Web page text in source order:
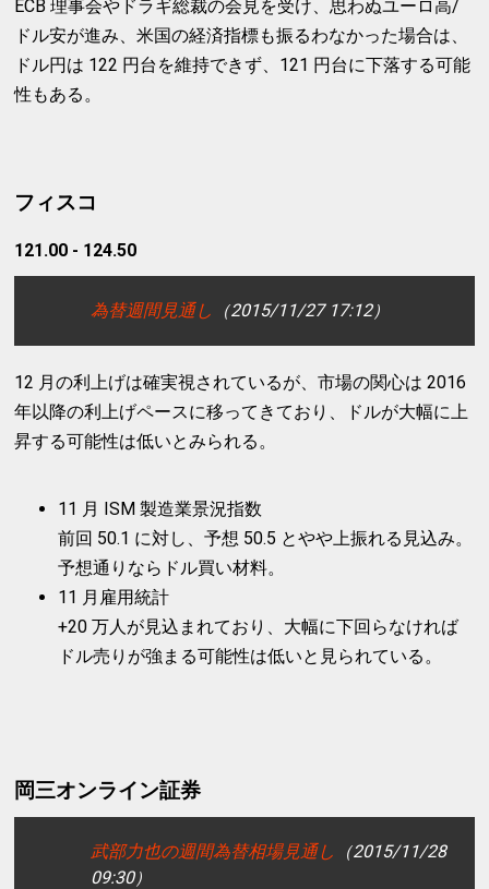
ECB 理事会やドラギ総裁の会見を受け、思わぬユーロ高/
ドル安が進み、米国の経済指標も振るわなかった場合は、
ドル円は 122 円台を維持できず、121 円台に下落する可能
性もある。
フィスコ
121.00 - 124.50
為替週間見通し （2015/11/27 17:12）
12 月の利上げは確実視されているが、市場の関心は 2016
年以降の利上げペースに移ってきており、ドルが大幅に上
昇する可能性は低いとみられる。
11 月 ISM 製造業景況指数
前回 50.1 に対し、予想 50.5 とやや上振れる見込み。
予想通りならドル買い材料。
11 月雇用統計
+20 万人が見込まれており、大幅に下回らなければ
ドル売りが強まる可能性は低いと見られている。
岡三オンライン証券
武部力也の週間為替相場見通し
（2015/11/28
09:30）